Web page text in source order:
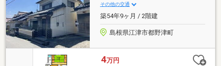
その他の交通
築54年9ヶ月 / 2階建
島根県江津市都野津町
4万円